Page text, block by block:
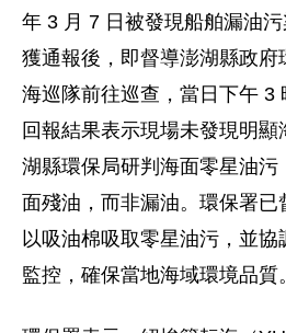
年 3 月 7 日被發現船舶漏油
獲通報後，即督導澎湖縣政
海巡隊前往巡查，當日下午 3
回報結果表示現場未發現明
湖縣環保局研判海面零星油污
面殘油，而非漏油。環保署已
以吸油棉吸取零星油污，並
監控，確保當地海域環境品質。